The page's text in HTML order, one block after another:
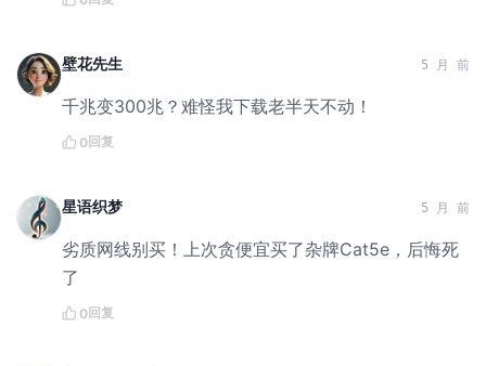
壁花先生 5 月 前
千兆变300兆？难怪我下载老半天不动！
0回复
星语织梦 5 月 前
劣质网线别买！上次贪便宜买了杂牌Cat5e，后悔死
了
0回复